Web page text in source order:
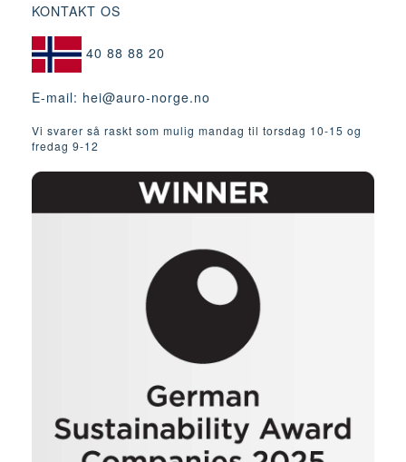
KONTAKT OS
40 88 88 20
E-mail: hei@auro-norge.no
Vi svarer så raskt som mulig mandag til torsdag 10-15 og
fredag ​​9-12